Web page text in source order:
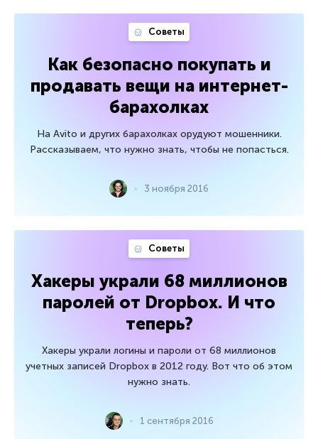
Советы
Как безопасно покупать и
продавать вещи на интернет-
барахолках
На Avito и других барахолках орудуют мошенники.
Рассказываем, что нужно знать, чтобы не попасться.
3 ноября 2016
Советы
Хакеры украли 68 миллионов
паролей от Dropbox. И что
теперь?
Хакеры украли логины и пароли от 68 миллионов
учетных записей Dropbox в 2012 году. Вот что об этом
нужно знать.
1 сентября 2016